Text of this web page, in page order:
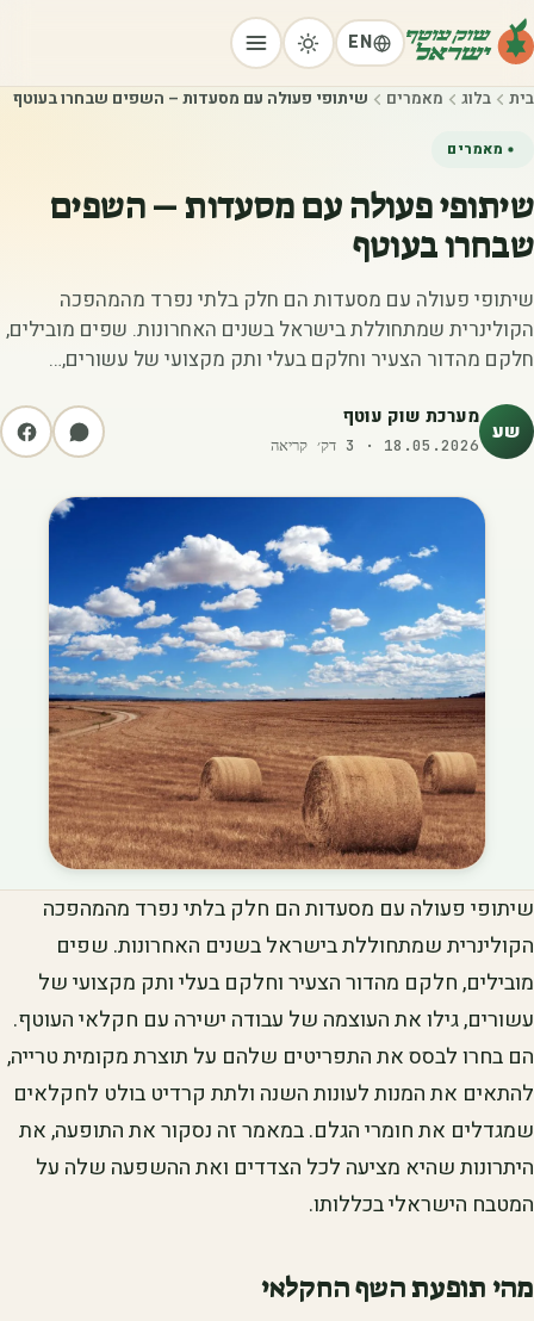
EN
בית בלוג מאמרים שיתופי פעולה עם מסעדות – השפים שבחרו בעוטף
מאמרים
שיתופי פעולה עם מסעדות – השפים
שבחרו בעוטף
שיתופי פעולה עם מסעדות הם חלק בלתי נפרד מהמהפכה
הקולינרית שמתחוללת בישראל בשנים האחרונות. שפים מובילים,
חלקם מהדור הצעיר וחלקם בעלי ותק מקצועי של עשורים,…
שע מערכת שוק עוטף
18.05.2026
·
3 דק׳ קריאה
שיתופי פעולה עם מסעדות הם חלק בלתי נפרד מהמהפכה
הקולינרית שמתחוללת בישראל בשנים האחרונות. שפים
מובילים, חלקם מהדור הצעיר וחלקם בעלי ותק מקצועי של
עשורים, גילו את העוצמה של עבודה ישירה עם חקלאי העוטף.
הם בחרו לבסס את התפריטים שלהם על תוצרת מקומית טרייה,
להתאים את המנות לעונות השנה ולתת קרדיט בולט לחקלאים
שמגדלים את חומרי הגלם. במאמר זה נסקור את התופעה, את
היתרונות שהיא מציעה לכל הצדדים ואת ההשפעה שלה על
המטבח הישראלי בכללותו.
מהי תופעת השף החקלאי